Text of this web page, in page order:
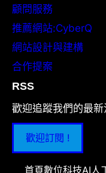
顧問服務
推薦網站:CyberQ
網站設計與建構
合作提案
RSS
歡迎追蹤我們的最新
歡迎訂閱 !
首頁數位科技AI人